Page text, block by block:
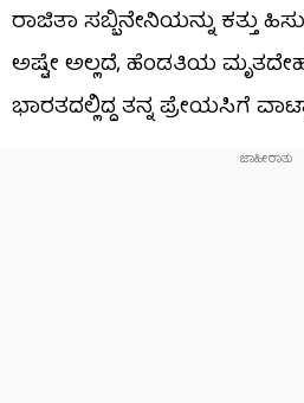
ರಾಜಿತಾ ಸಬ್ಬಿನೇನಿಯನ್ನು ಕತ್ತು
ಅಷ್ಟೇ ಅಲ್ಲದೆ, ಹೆಂಡತಿಯ
ಭಾರತದಲ್ಲಿದ್ದ ತನ್ನ ಪ್ರೇಯಸಿಗೆ